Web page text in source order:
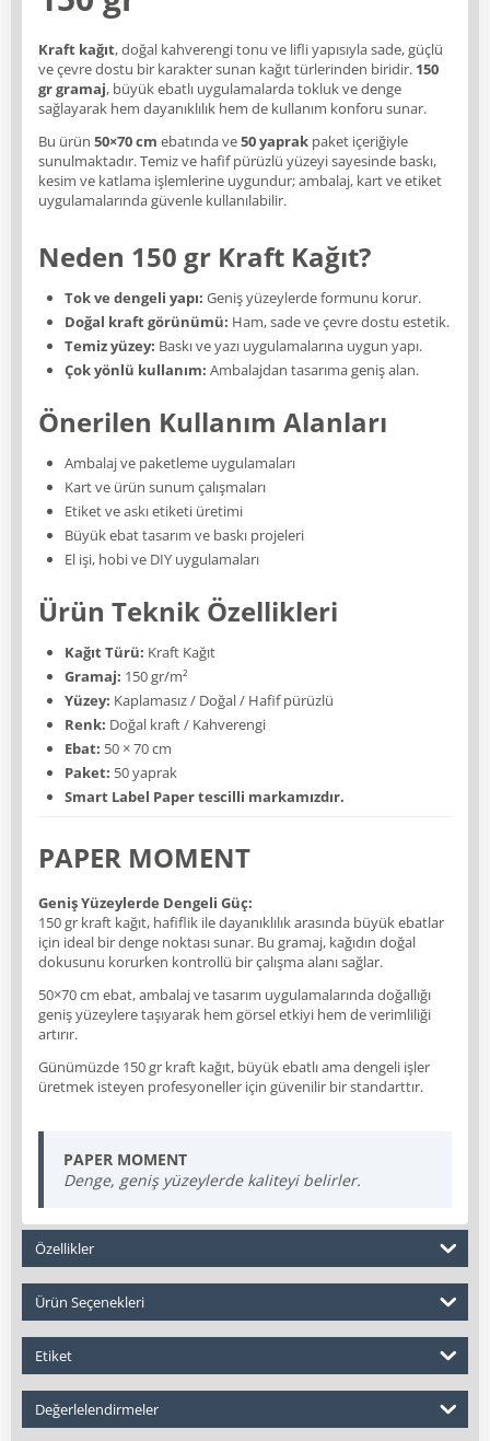
Kraft kağıt, doğal kahverengi tonu ve lifli yapısıyla sade, güçlü
ve çevre dostu bir karakter sunan kağıt türlerinden biridir. 150
gr gramaj, büyük ebatlı uygulamalarda tokluk ve denge
sağlayarak hem dayanıklılık hem de kullanım konforu sunar.
Bu ürün 50×70 cm ebatında ve50 yaprak paket içeriğiyle
sunulmaktadır. Temiz ve hafif pürüzlü yüzeyi sayesinde baskı,
kesim ve katlama işlemlerine uygundur; ambalaj, kart ve etiket
uygulamalarında güvenle kullanılabilir.
Neden 150 gr Kraft Kağıt?
Tok ve dengeli yapı: Geniş yüzeylerde formunu korur.
Doğal kraft görünümü: Ham, sade ve çevre dostu estetik.
Temiz yüzey: Baskı ve yazı uygulamalarına uygun yapı.
Çok yönlü kullanım: Ambalajdan tasarıma geniş alan.
Önerilen Kullanım Alanları
Ambalaj ve paketleme uygulamaları
Kart ve ürün sunum çalışmaları
Etiket ve askı etiketi üretimi
Büyük ebat tasarım ve baskı projeleri
El işi, hobi ve DIY uygulamaları
Ürün Teknik Özellikleri
Kağıt Türü: Kraft Kağıt
Gramaj: 150 gr/m²
Yüzey: Kaplamasız / Doğal / Hafif pürüzlü
Renk: Doğal kraft / Kahverengi
Ebat: 50 × 70 cm
Paket: 50 yaprak
Smart Label Paper tescilli markamızdır.
PAPER MOMENT
Geniş Yüzeylerde Dengeli Güç:
150 gr kraft kağıt, hafiflik ile dayanıklılık arasında büyük ebatlar
için ideal bir denge noktası sunar. Bu gramaj, kağıdın doğal
dokusunu korurken kontrollü bir çalışma alanı sağlar.
50×70 cm ebat, ambalaj ve tasarım uygulamalarında doğallığı
geniş yüzeylere taşıyarak hem görsel etkiyi hem de verimliliği
artırır.
Günümüzde 150 gr kraft kağıt, büyük ebatlı ama dengeli işler
üretmek isteyen profesyoneller için güvenilir bir standarttır.
PAPER MOMENT
Denge, geniş yüzeylerde kaliteyi belirler.
Özellikler
Ürün Seçenekleri
Etiket
Değerlelendirmeler